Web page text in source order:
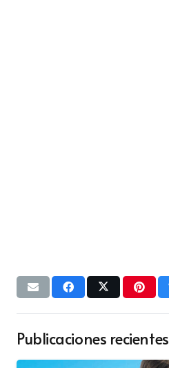
Publicaciones recientes